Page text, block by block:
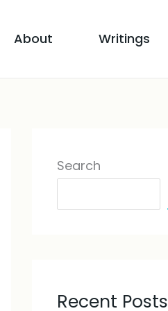
About Writings
Search
Recent Posts